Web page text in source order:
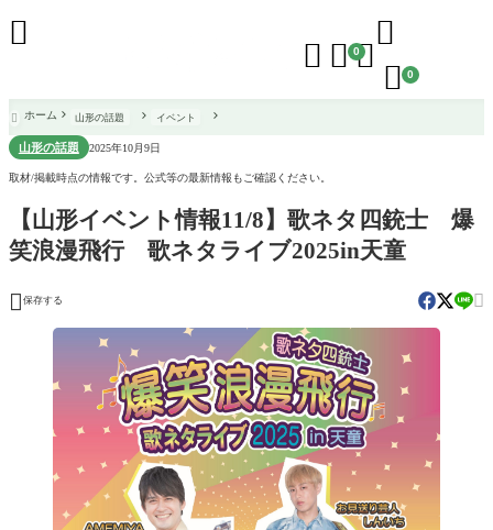
  0

 0

 ホーム 山形の話題 イベント
山形の話題 2025年10月9日
取材/掲載時点の情報です。公式等の最新情報もご確認ください。
【山形イベント情報11/8】歌ネタ四銃士 爆
笑浪漫飛行 歌ネタライブ2025in天童
 保存する 